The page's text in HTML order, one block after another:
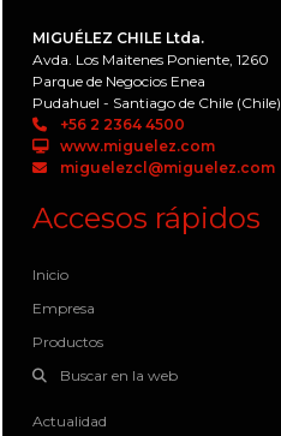
MIGUÉLEZ CHILE Ltda.
Avda. Los Maitenes Poniente, 1260
Parque de Negocios Enea
Pudahuel - Santiago de Chile (Chile)
+56 2 2364 4500
www.miguelez.com
miguelezcl@miguelez.com
Accesos rápidos
Inicio
Empresa
Productos
Buscar en la web
Actualidad